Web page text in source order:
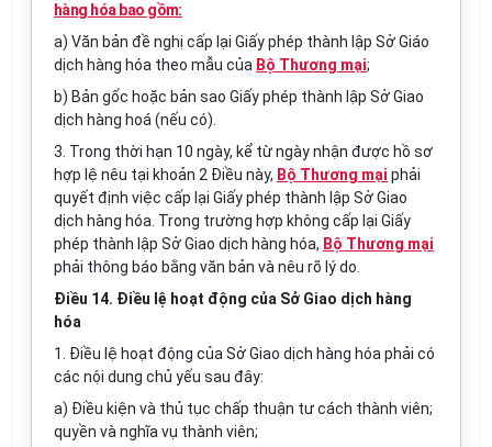
hàng hóa bao gồm:
a) Văn bản đề nghị cấp lại Giấy phép thành lập Sở Giáo
dịch hàng hóa theo mẫu của Bộ Thương mại;
b) Bản gốc hoặc bản sao Giấy phép thành lập Sở Giao
dịch hàng hoá (nếu có).
3. Trong thời hạn 10 ngày, kể từ ngày nhận được hồ sơ
hợp lệ nêu tại khoản 2 Điều này, Bộ Thương mại phải
quyết định việc cấp lại Giấy phép thành lập Sở Giao
dịch hàng hóa. Trong trường hợp không cấp lại Giấy
phép thành lập Sở Giao dịch hàng hóa, Bộ Thương mại
phải thông báo bằng văn bản và nêu rõ lý do.
Điều 14. Điều lệ hoạt động của Sở Giao dịch hàng
hóa
1. Điều lệ hoạt động của Sở Giao dịch hàng hóa phải có
các nội dung chủ yếu sau đây:
a) Điều kiện và thủ tục chấp thuận tư cách thành viên;
quyền và nghĩa vụ thành viên;